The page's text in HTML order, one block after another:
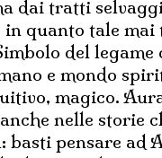
dai tratti
in quanto tale mai
del legame
e mondo
magico.
nelle storie
basti pensare ad